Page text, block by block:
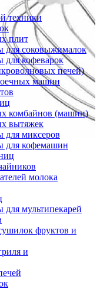
техники
плит
для соковыжималок
для кофеварок
печей)
машин
комбайнов (машин)
вытяжек
для миксеров
для кофемашин
молока
для мультипекарей
фруктов и
и